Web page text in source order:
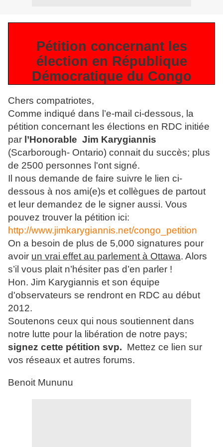
Pétition concernant les
élection en République
Démocratique du Congo
Chers compatriotes,
Comme indiqué dans l’e-mail ci-dessous, la
pétition concernant les élections en RDC initiée
par l’Honorable Jim Karygiannis
(Scarborough- Ontario) connait du succès; plus
de 2500 personnes l'ont signé.
Il nous demande de faire suivre le lien ci-
dessous à nos ami(e)s et collègues de partout
et leur demandez de le signer aussi. Vous
pouvez trouver la pétition ici:
http://www.jimkarygiannis.net/congo_petition
On a besoin de plus de 5,000 signatures pour
avoir un vrai effet au parlement à Ottawa. Alors
s’il vous plait n’hésiter pas d’en parler !
Hon. Jim Karygiannis et son équipe
d'observateurs se rendront en RDC au début
2012.
Soutenons ceux qui nous soutiennent dans
notre lutte pour la libération de notre pays;
signez cette pétition svp. Mettez ce lien sur
vos réseaux et autres forums.
Benoit Mununu